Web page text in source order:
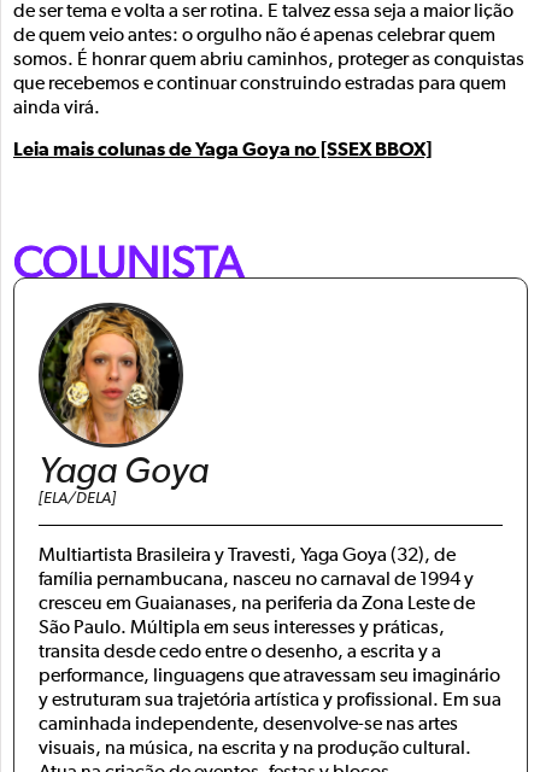
de ser tema e volta a ser rotina. E talvez essa seja a maior lição
de quem veio antes: o orgulho não é apenas celebrar quem
somos. É honrar quem abriu caminhos, proteger as conquistas
que recebemos e continuar construindo estradas para quem
ainda virá.
Leia mais colunas de Yaga Goya no [SSEX BBOX]
COLUNISTA
Yaga Goya
[ELA/DELA]
Multiartista Brasileira y Travesti, Yaga Goya (32), de
família pernambucana, nasceu no carnaval de 1994 y
cresceu em Guaianases, na periferia da Zona Leste de
São Paulo. Múltipla em seus interesses y práticas,
transita desde cedo entre o desenho, a escrita y a
performance, linguagens que atravessam seu imaginário
y estruturam sua trajetória artística y profissional. Em sua
caminhada independente, desenvolve-se nas artes
visuais, na música, na escrita y na produção cultural.